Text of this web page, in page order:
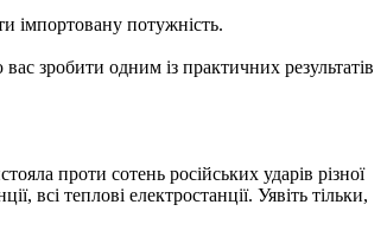
імпортовану потужність.
зробити одним із практичних результатів
проти сотень російських ударів різної
всі теплові електростанції. Уявіть тільки,